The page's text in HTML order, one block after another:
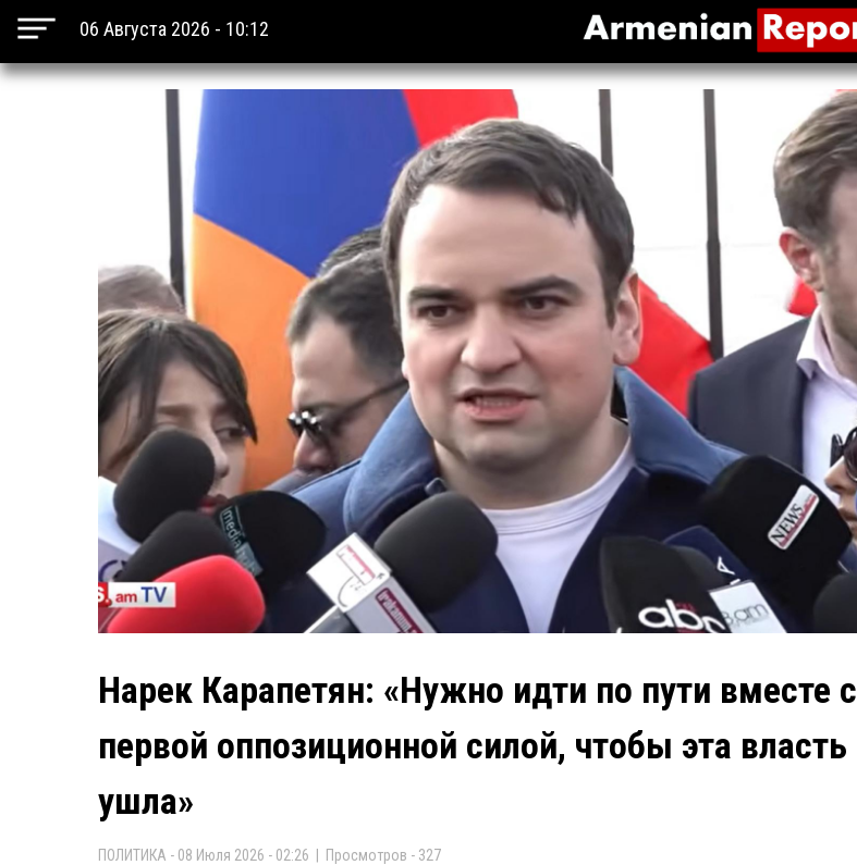
06 Августа 2026 - 10:12
Нарек Карапетян: «Нужно идти по пути вместе с
первой оппозиционной силой, чтобы эта власть
ушла»
ПОЛИТИКА - 08 Июля 2026 - 02:26 | Просмотров - 327